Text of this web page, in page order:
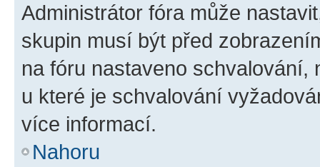
Administrátor fóra může
skupin musí být před
na fóru nastaveno schvalování,
u které je schvalování
více informací.
Nahoru